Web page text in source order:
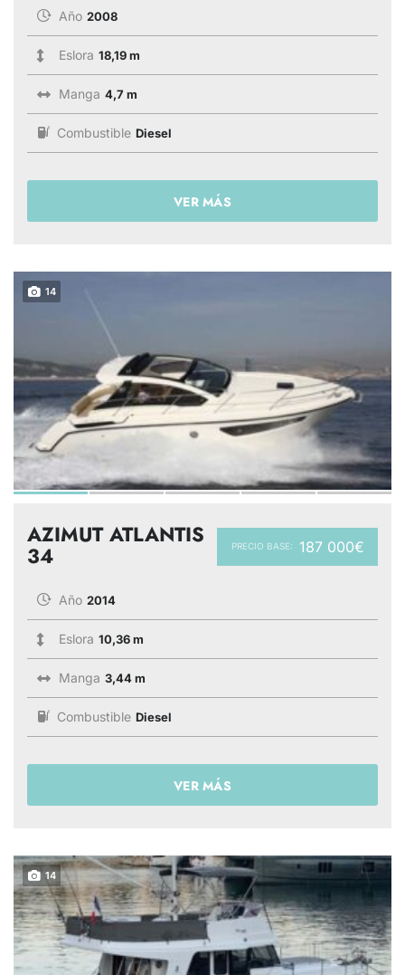
Año 2008
Eslora 18,19 m
Manga 4,7 m
Combustible Diesel
VER MÁS
14
PRECIO BASE: 187 000€
AZIMUT ATLANTIS
34
Año 2014
Eslora 10,36 m
Manga 3,44 m
Combustible Diesel
VER MÁS
14